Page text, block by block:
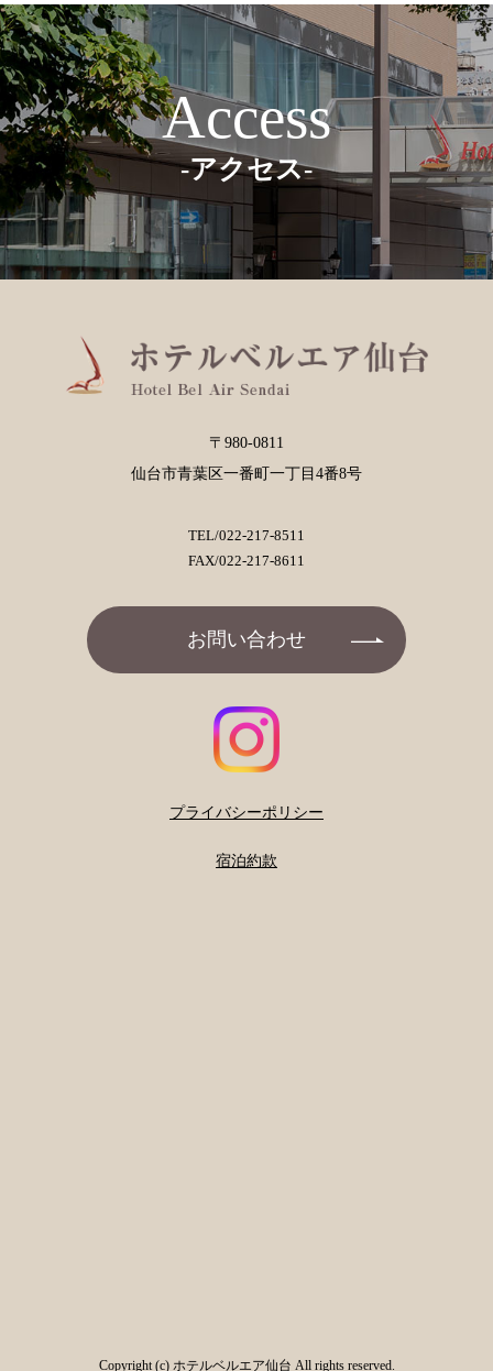
Access
-アクセス-
〒980-0811
仙台市青葉区一番町一丁目4番8号
TEL/022-217-8511
FAX/022-217-8611
お問い合わせ
プライバシーポリシー
宿泊約款
Copyright (c) ホテルベルエア仙台 All rights reserved.